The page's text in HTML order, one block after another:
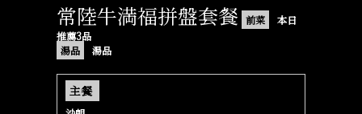
常陸牛満福拼盤套餐 前菜
本日
推薦3品
湯品
湯品
主餐